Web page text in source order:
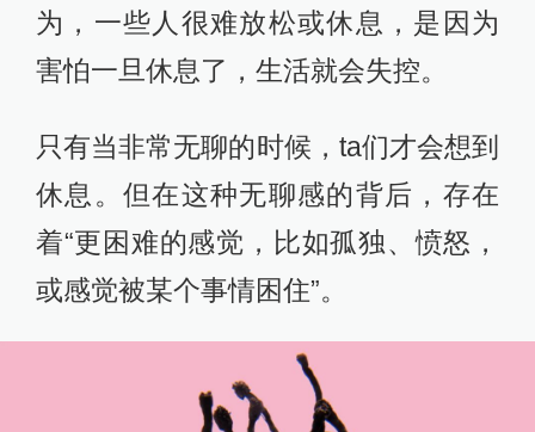
为，一些人很难放松或休息，是因为
害怕一旦休息了，生活就会失控。
只有当非常无聊的时候，ta们才会想到
休息。但在这种无聊感的背后，存在
着“更困难的感觉，比如孤独、愤怒，
或感觉被某个事情困住”。